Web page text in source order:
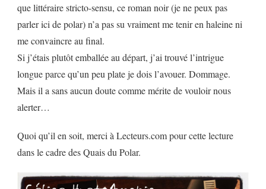
que littéraire stricto-sensu, ce roman noir (je ne peux pas
parler ici de polar) n’a pas su vraiment me tenir en haleine ni
me convaincre au final.
Si j’étais plutôt emballée au départ, j’ai trouvé l’intrigue
longue parce qu’un peu plate je dois l’avouer. Dommage.
Mais il a sans aucun doute comme mérite de vouloir nous
alerter…
Quoi qu’il en soit, merci à Lecteurs.com pour cette lecture
dans le cadre des Quais du Polar.